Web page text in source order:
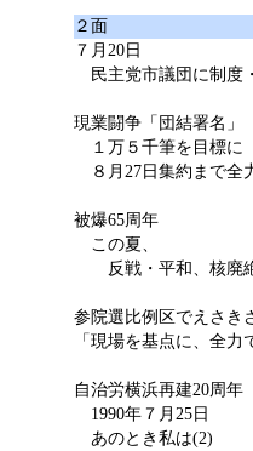
２面
７月20日
民主党市議団に制度
現業闘争「団結署名」
１万５千筆を目標に
８月27日集約まで全
被爆65周年
この夏、
反戦・平和、核廃絶
参院選比例区でえさき
「現場を基点に、全力
自治労横浜再建20周年
1990年７月25日
あのとき私は(2)